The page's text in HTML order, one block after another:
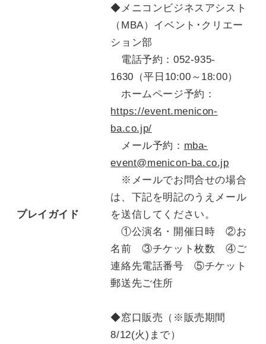
プレイガイド
◆メニコンビジネスアシスト
（MBA）イベント･クリエー
ション部
電話予約：052-935-
1630（平日10:00～18:00）
ホームページ予約：
https://event.menicon-
ba.co.jp/
メール予約： mba-
event@menicon-ba.co.jp
※メールでお問合せの場合
は、下記を明記のうえメール
を送信してください。
①公演名・開催日時 ②お
名前 ③チケット枚数 ④ご
連絡先電話番号 ⑤チケット
郵送先ご住所
◆窓口販売（※販売期間
8/12(火) まで）